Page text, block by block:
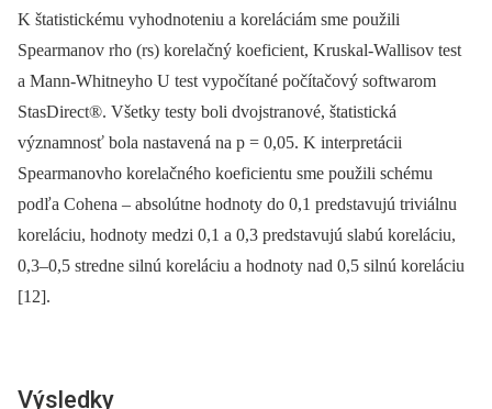
K štatistickému vyhodnoteniu a koreláciám sme použili
Spearmanov rho (rs) korelačný koeficient, Kruskal-Wallisov test
a Mann-Whitneyho U test vypočítané počítačový softwarom
StasDirect®. Všetky testy boli dvojstranové, štatistická
významnosť bola nastavená na p = 0,05. K interpretácii
Spearmanovho korelačného koeficientu sme použili schému
podľa Cohena –⁠ absolútne hodnoty do 0,1 predstavujú triviálnu
koreláciu, hodnoty medzi 0,1 a 0,3 predstavujú slabú koreláciu,
0,3–0,5 stredne silnú koreláciu a hodnoty nad 0,5 silnú koreláciu
[12].
Výsledky